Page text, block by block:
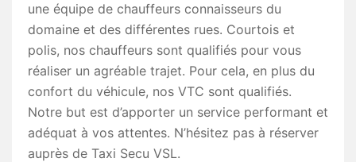
une équipe de chauffeurs connaisseurs du
domaine et des différentes rues. Courtois et
polis, nos chauffeurs sont qualifiés pour vous
réaliser un agréable trajet. Pour cela, en plus du
confort du véhicule, nos VTC sont qualifiés.
Notre but est d’apporter un service performant et
adéquat à vos attentes. N’hésitez pas à réserver
auprès de Taxi Secu VSL.